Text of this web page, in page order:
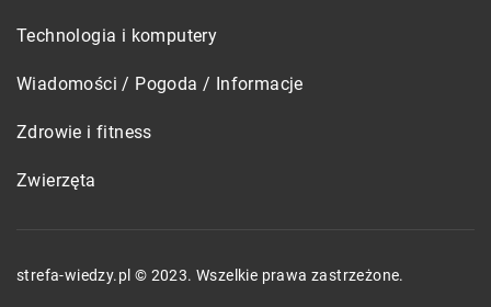
Technologia i komputery
Wiadomości / Pogoda / Informacje
Zdrowie i fitness
Zwierzęta
strefa-wiedzy.pl © 2023. Wszelkie prawa zastrzeżone.